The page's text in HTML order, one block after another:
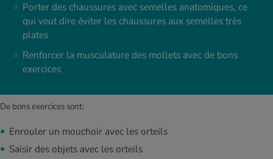
Porter des chaussures avec semelles anatomiques, ce
qui veut dire éviter les chaussures aux semelles très
plates
Renforcer la musculature des mollets avec de bons
exercices
De bons exercices sont:
Enrouler un mouchoir avec les orteils
Saisir des objets avec les orteils